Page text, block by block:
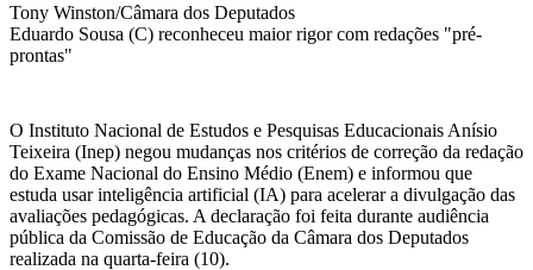
Tony Winston/Câmara dos Deputados
Eduardo Sousa (C) reconheceu maior rigor com redações "pré-
prontas"
O Instituto Nacional de Estudos e Pesquisas Educacionais Anísio
Teixeira (Inep) negou mudanças nos critérios de correção da redação
do Exame Nacional do Ensino Médio (Enem) e informou que
estuda usar inteligência artificial (IA) para acelerar a divulgação das
avaliações pedagógicas. A declaração foi feita durante audiência
pública da Comissão de Educação da Câmara dos Deputados
realizada na quarta-feira (10).